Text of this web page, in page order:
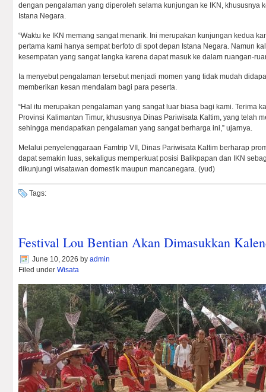
dengan pengalaman yang diperoleh selama kunjungan ke IKN, khususnya
Istana Negara.
“Waktu ke IKN memang sangat menarik. Ini merupakan kunjungan kedua
pertama kami hanya sempat berfoto di spot depan Istana Negara. Namun
kesempatan yang sangat langka karena dapat masuk ke dalam ruangan-
Ia menyebut pengalaman tersebut menjadi momen yang tidak mudah
memberikan kesan mendalam bagi para peserta.
“Hal itu merupakan pengalaman yang sangat luar biasa bagi kami. Terima
Provinsi Kalimantan Timur, khususnya Dinas Pariwisata Kaltim, yang telah
sehingga mendapatkan pengalaman yang sangat berharga ini,” ujarnya.
Melalui penyelenggaraan Famtrip VII, Dinas Pariwisata Kaltim berharap
dapat semakin luas, sekaligus memperkuat posisi Balikpapan dan IKN
dikunjungi wisatawan domestik maupun mancanegara. (yud)
Tags:
Festival Lou Bentian Akan Dimasukkan
June 10, 2026 by admin
Filed under Wisata